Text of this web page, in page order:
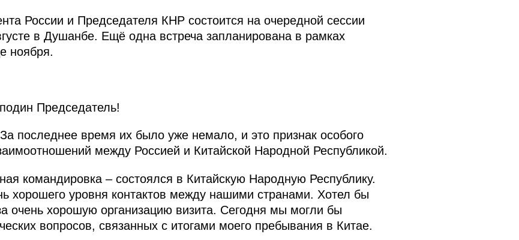
России и Председателя КНР состоится на очередной сессии
в Душанбе. Ещё одна встреча запланирована в рамках
ноября.
Председатель!
последнее время их было уже немало, и это признак особого
между Россией и Китайской Народной Республикой.
командировка – состоялся в Китайскую Народную Республику.
хорошего уровня контактов между нашими странами. Хотел бы
очень хорошую организацию визита. Сегодня мы могли бы
вопросов, связанных с итогами моего пребывания в Китае.